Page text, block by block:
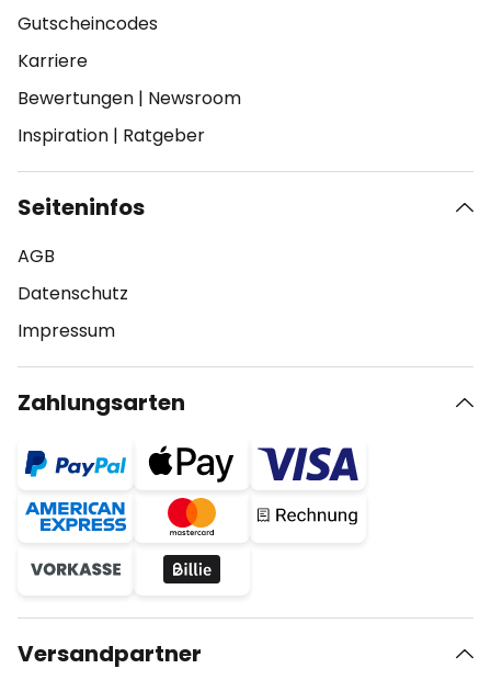
Gutscheincodes
Karriere
Bewertungen | Newsroom
Inspiration | Ratgeber
Seiteninfos
AGB
Datenschutz
Impressum
Zahlungsarten
Versandpartner